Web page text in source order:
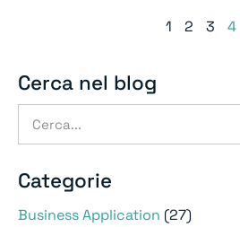
1 2 3 4
Cerca nel blog
Categorie
Business Application (27)